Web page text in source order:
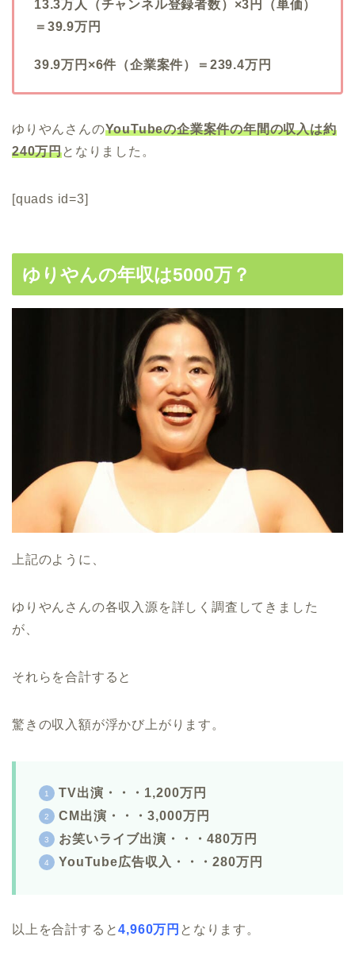
13.3万人（チャンネル登録者数）×3円（単価）
＝39.9万円
39.9万円×6件（企業案件）＝239.4万円
ゆりやんさんのYouTubeの企業案件の年間の収入は約
240万円となりました。
[quads id=3]
ゆりやんの年収は5000万？
上記のように、
ゆりやんさんの各収入源を詳しく調査してきました
が、
それらを合計すると
驚きの収入額が浮かび上がります。
TV出演・・・1,200万円
CM出演・・・3,000万円
お笑いライブ出演・・・480万円
YouTube広告収入・・・280万円
以上を合計すると4,960万円 となります。